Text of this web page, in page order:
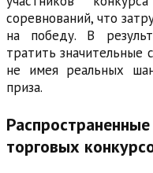
соревнований, что
на победу. В
тратить значительные
не имея реальных
приза.
торговых